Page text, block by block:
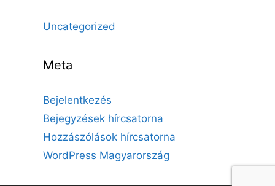
Uncategorized
Meta
Bejelentkezés
Bejegyzések hírcsatorna
Hozzászólások hírcsatorna
WordPress Magyarország